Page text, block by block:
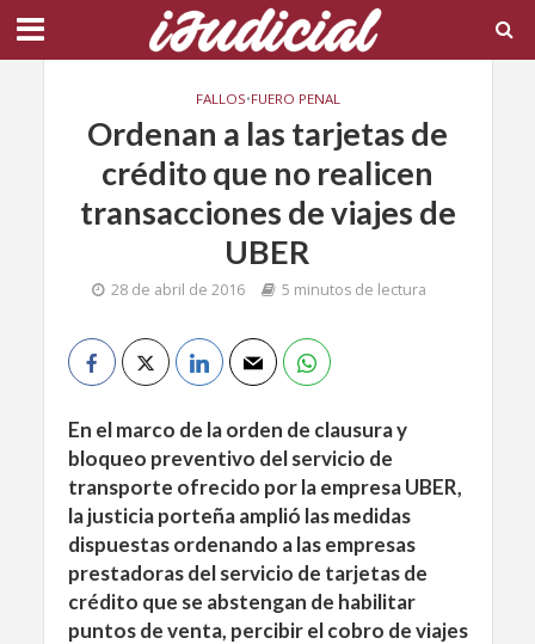
FALLOS•FUERO PENAL
Ordenan a las tarjetas de
crédito que no realicen
transacciones de viajes de
UBER
28 de abril de 2016 5 minutos de lectura
En el marco de la orden de clausura y
bloqueo preventivo del servicio de
transporte ofrecido por la empresa UBER,
la justicia porteña amplió las medidas
dispuestas ordenando a las empresas
prestadoras del servicio de tarjetas de
crédito que se abstengan de habilitar
puntos de venta, percibir el cobro de viajes